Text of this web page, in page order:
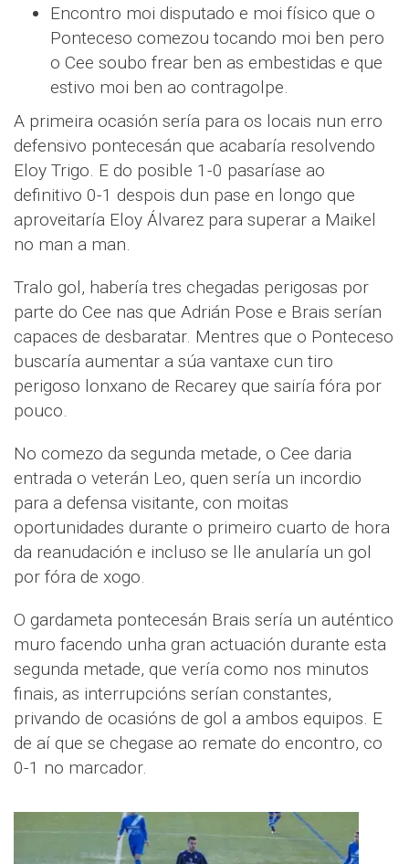
Encontro moi disputado e moi físico que o
Ponteceso comezou tocando moi ben pero
o Cee soubo frear ben as embestidas e que
estivo moi ben ao contragolpe.
A primeira ocasión sería para os locais nun erro
defensivo pontecesán que acabaría resolvendo
Eloy Trigo. E do posible 1-0 pasaríase ao
definitivo 0-1 despois dun pase en longo que
aproveitaría Eloy Álvarez para superar a Maikel
no man a man.
Tralo gol, habería tres chegadas perigosas por
parte do Cee nas que Adrián Pose e Brais serían
capaces de desbaratar. Mentres que o Ponteceso
buscaría aumentar a súa vantaxe cun tiro
perigoso lonxano de Recarey que sairía fóra por
pouco.
No comezo da segunda metade, o Cee daria
entrada o veterán Leo, quen sería un incordio
para a defensa visitante, con moitas
oportunidades durante o primeiro cuarto de hora
da reanudación e incluso se lle anularía un gol
por fóra de xogo.
O gardameta pontecesán Brais sería un auténtico
muro facendo unha gran actuación durante esta
segunda metade, que vería como nos minutos
finais, as interrupcións serían constantes,
privando de ocasións de gol a ambos equipos. E
de aí que se chegase ao remate do encontro, co
0-1 no marcador.